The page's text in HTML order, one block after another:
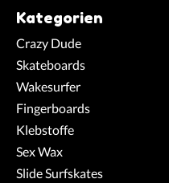
Kategorien
Crazy Dude
Skateboards
Wakesurfer
Fingerboards
Klebstoffe
Sex Wax
Slide Surfskates